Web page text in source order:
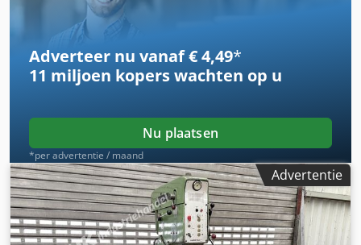
en traploos via een variator Tafelhoogteverstelling met een
handzwengel Lichte beschadiging aan het deksel (zie
Gewicht 400 kg
Adverteer nu vanaf € 4,49*
11 miljoen koperswachten op u
Nu plaatsen
*per advertentie / maand
Advertentie